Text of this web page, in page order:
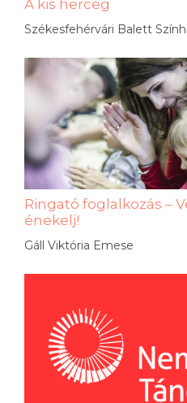
A kis herceg
Székesfehérvári Balett
Ringató foglalkozás –
énekelj!
Gáll Viktória Emese